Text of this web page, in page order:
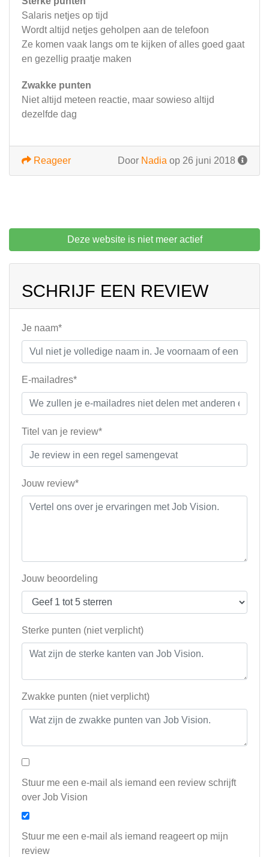
Salaris netjes op tijd
Wordt altijd netjes geholpen aan de telefoon
Ze komen vaak langs om te kijken of alles goed gaat
en gezellig praatje maken
Zwakke punten
Niet altijd meteen reactie, maar sowieso altijd
dezelfde dag
Door Nadia op 26 juni 2018
Reageer
Deze website is niet meer actief
SCHRIJF EEN REVIEW
Je naam*
E-mailadres*
Titel van je review*
Jouw review*
Jouw beoordeling
Sterke punten (niet verplicht)
Zwakke punten (niet verplicht)
Stuur me een e-mail als iemand een review schrijft
over Job Vision
Stuur me een e-mail als iemand reageert op mijn
review